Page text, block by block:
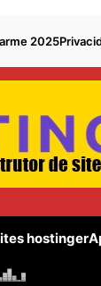
2025
hostinger